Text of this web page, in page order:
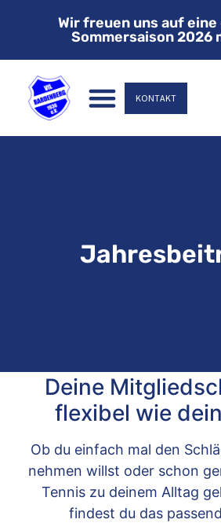
Wir freuen uns auf
Sommersaison 2026
KONTAKT
Deine
flexibel wie
Ob du einfach mal den
nehmen willst oder schon
Tennis zu deinem Alltag
findest du das